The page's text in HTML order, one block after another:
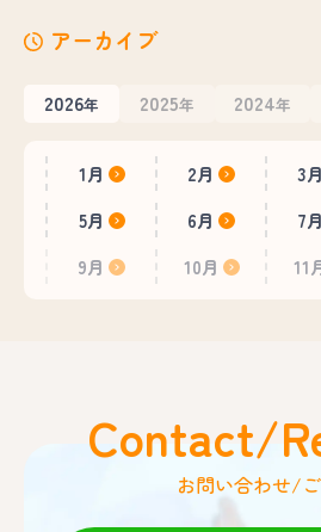
アーカイブ
2026年 2025年 2024年
1月 2月 3月
5月
6月 7月
9月
10月 11
Contact/
お問い合わせ/